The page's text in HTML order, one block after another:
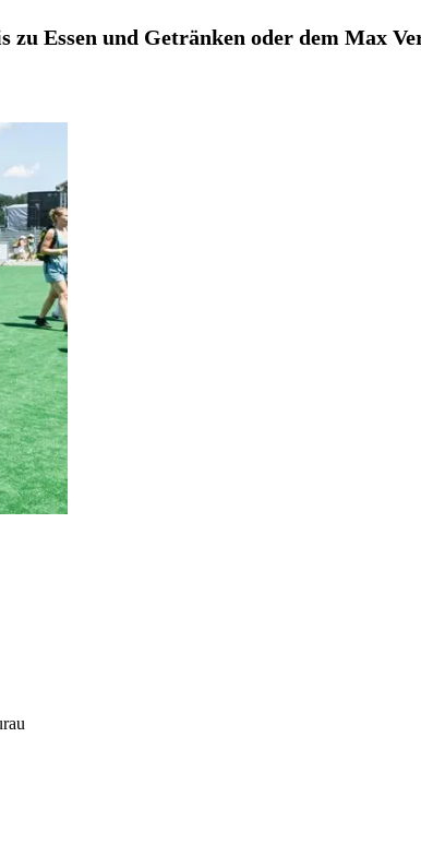
zu Essen und Getränken oder dem Max